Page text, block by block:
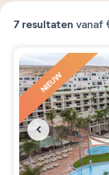
7 resultaten vanaf
NIEUW